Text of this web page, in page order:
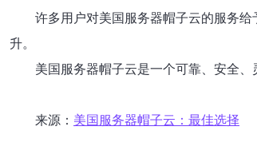
许多用户对美国服务器帽子云的服务
升。
美国服务器帽子云是一个可靠、安全
来源： 美国服务器帽子云：最佳选择